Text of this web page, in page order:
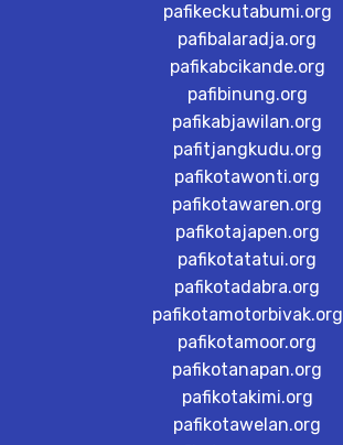
pafikeckutabumi.org
pafibalaradja.org
pafikabcikande.org
pafibinung.org
pafikabjawilan.org
pafitjangkudu.org
pafikotawonti.org
pafikotawaren.org
pafikotajapen.org
pafikotatatui.org
pafikotadabra.org
pafikotamotorbivak.org
pafikotamoor.org
pafikotanapan.org
pafikotakimi.org
pafikotawelan.org